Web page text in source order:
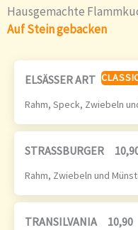
Hausgemachte
Auf Stein gebacken
ELSÄSSER ART
Rahm, Speck, Zwiebeln
STRASSBURGER
Rahm, Zwiebeln und
TRANSILVANIA 10,90